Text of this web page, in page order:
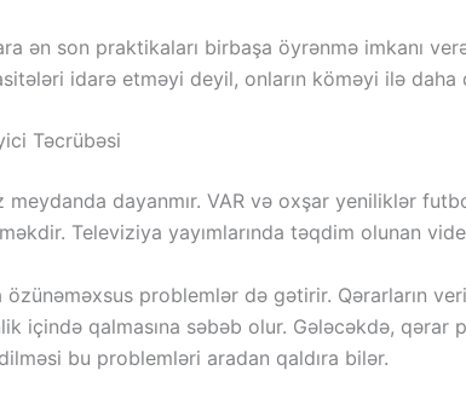
ən son praktikaları birbaşa öyrənmə imkanı
idarə etməyi deyil, onların köməyi ilə
Təcrübəsi
meydanda dayanmır. VAR və oxşar yeniliklər
Televiziya yayımlarında təqdim olunan
problemlər də gətirir. Qərarların
içində qalmasına səbəb olur. Gələcəkdə, qərar
bu problemləri aradan qaldıra bilər.